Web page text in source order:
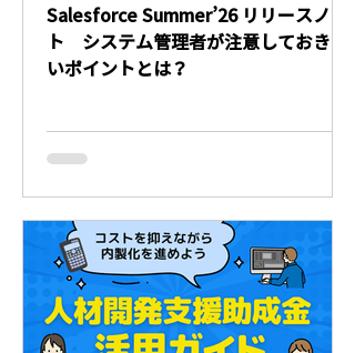
Salesforce Summer’26 リリースノー
ト システム管理者が注意しておきた
いポイントとは？